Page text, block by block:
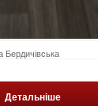
Бердичівська
Детальніше